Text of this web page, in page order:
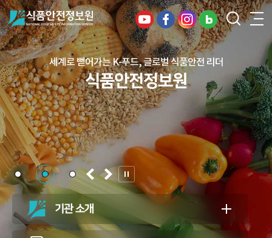
건강하고 안전한 식생활, 일상의 행복을
든든하게 지키는 식품안전 지킴이
식품안전정보원
세계로 뻗어가는 K-푸드, 글로벌 식품안전 리더
식품안전정보원
기관 소개